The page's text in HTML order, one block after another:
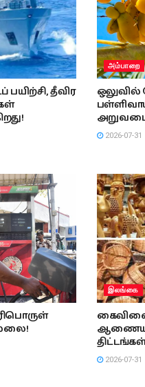
பயிற்சி, தீவிர
அம்பாறை
ஒலுவில்
2026-07-31
இலங்கை
2026-07-31